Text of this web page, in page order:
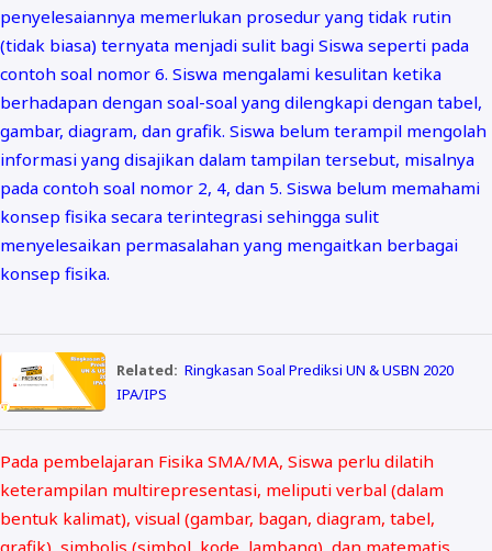
penyelesaiannya memerlukan prosedur yang tidak rutin
(tidak biasa) ternyata menjadi sulit bagi Siswa seperti pada
contoh soal nomor 6. Siswa mengalami kesulitan ketika
berhadapan dengan soal-soal yang dilengkapi dengan tabel,
gambar, diagram, dan grafik. Siswa belum terampil mengolah
informasi yang disajikan dalam tampilan tersebut, misalnya
pada contoh soal nomor 2, 4, dan 5. Siswa belum memahami
konsep fisika secara terintegrasi sehingga sulit
menyelesaikan permasalahan yang mengaitkan berbagai
konsep fisika.
Related: Ringkasan Soal Prediksi UN & USBN 2020
IPA/IPS
Pada pembelajaran Fisika SMA/MA, Siswa perlu dilatih
keterampilan multirepresentasi, meliputi verbal (dalam
bentuk kalimat), visual (gambar, bagan, diagram, tabel,